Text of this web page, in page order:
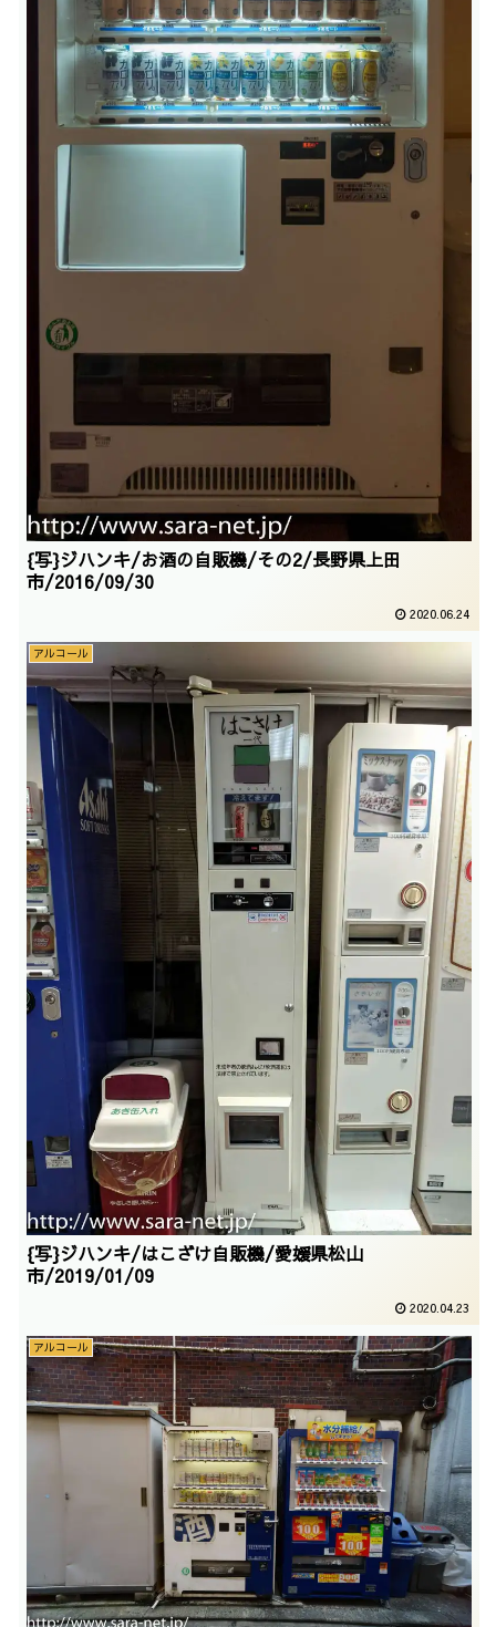
{写}ジハンキ/お酒の自販機/その2/長野県上田
市/2016/09/30
2020.06.24
アルコール
{写}ジハンキ/はこざけ自販機/愛媛県松山
市/2019/01/09
2020.04.23
アルコール